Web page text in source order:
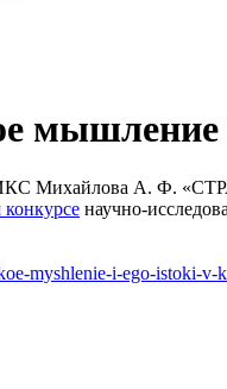
Михайлова А.
научно-
myshlenie-i-ego-istoki-